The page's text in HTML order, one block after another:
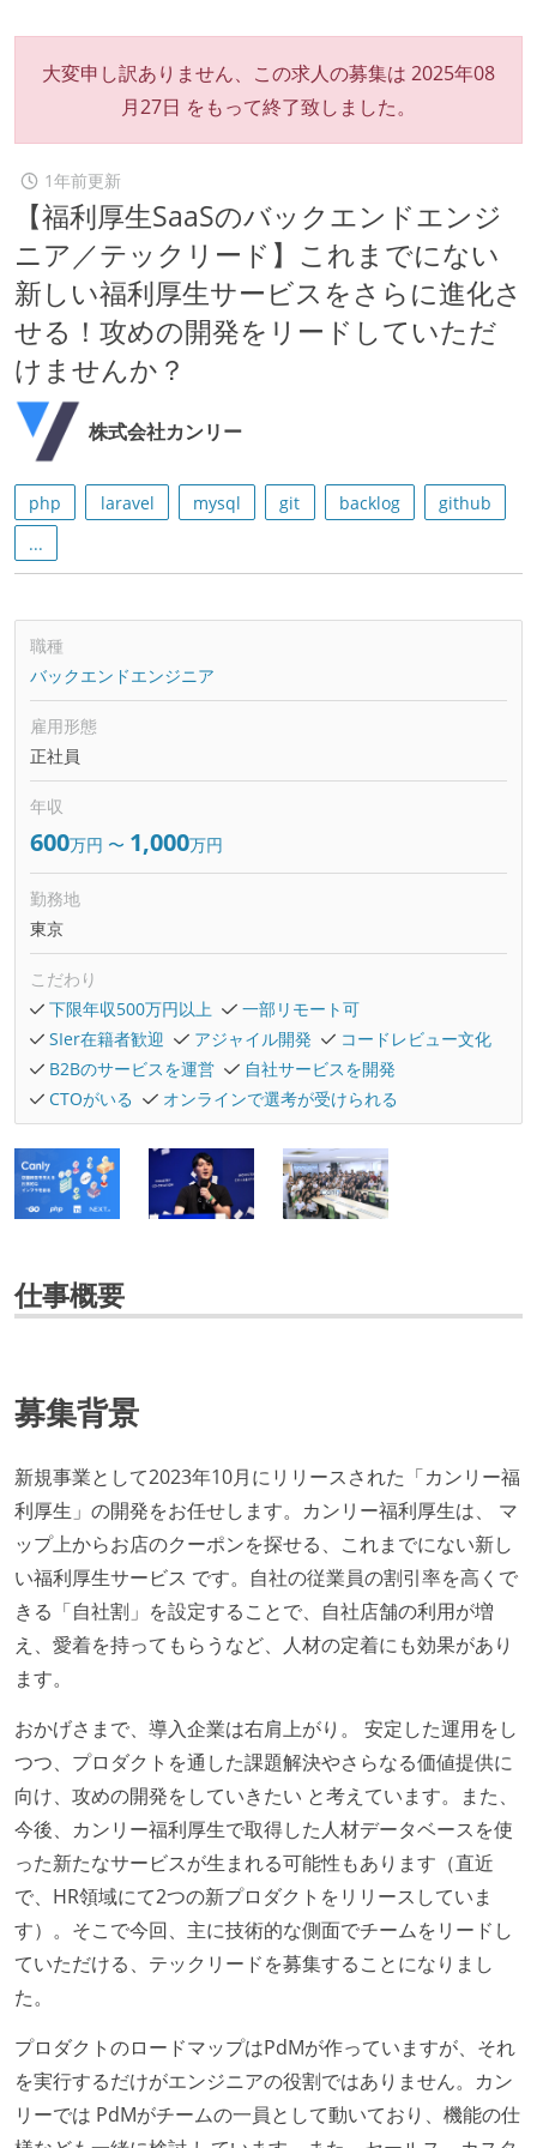
大変申し訳ありません、この求人の募集は 2025年08
月27日 をもって終了致しました。
1年前更新
【福利厚生SaaSのバックエンドエンジ
ニア／テックリード】これまでにない
新しい福利厚生サービスをさらに進化さ
せる！攻めの開発をリードしていただ
けませんか？
株式会社カンリー
php laravel mysql git backlog
github
...
職種
バックエンドエンジニア
雇用形態
正社員
年収
600万円 〜 1,000万円
勤務地
東京
こだわり
下限年収500万円以上
一部リモート可
SIer在籍者歓迎
アジャイル開発
コードレビュー文化
B2Bのサービスを運営
自社サービスを開発
CTOがいる
オンラインで選考が受けられる
仕事概要
募集背景
新規事業として2023年10月にリリースされた「カンリー福
利厚生」の開発をお任せします。カンリー福利厚生は、 マ
ップ上からお店のクーポンを探せる、これまでにない新し
い福利厚生サービス です。自社の従業員の割引率を高くで
きる「自社割」を設定することで、自社店舗の利用が増
え、愛着を持ってもらうなど、人材の定着にも効果があり
ます。
おかげさまで、導入企業は右肩上がり。 安定した運用をし
つつ、プロダクトを通した課題解決やさらなる価値提供に
向け、攻めの開発をしていきたい と考えています。また、
今後、カンリー福利厚生で取得した人材データベースを使
った新たなサービスが生まれる可能性もあります（直近
で、HR領域にて2つの新プロダクトをリリースしていま
す）。そこで今回、主に技術的な側面でチームをリードし
ていただける、テックリードを募集することになりまし
た。
プロダクトのロードマップはPdMが作っていますが、それ
を実行するだけがエンジニアの役割ではありません。カン
リーでは PdMがチームの一員として動いており、機能の仕